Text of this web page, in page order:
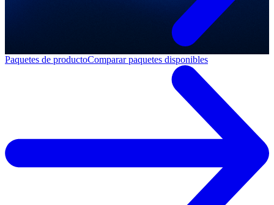
Paquetes de productoComparar paquetes disponibles